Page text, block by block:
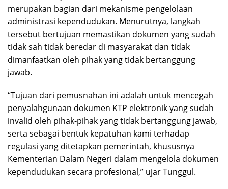
merupakan bagian dari mekanisme pengelolaan
administrasi kependudukan. Menurutnya, langkah
tersebut bertujuan memastikan dokumen yang sudah
tidak sah tidak beredar di masyarakat dan tidak
dimanfaatkan oleh pihak yang tidak bertanggung
jawab.
“Tujuan dari pemusnahan ini adalah untuk mencegah
penyalahgunaan dokumen KTP elektronik yang sudah
invalid oleh pihak-pihak yang tidak bertanggung jawab,
serta sebagai bentuk kepatuhan kami terhadap
regulasi yang ditetapkan pemerintah, khususnya
Kementerian Dalam Negeri dalam mengelola dokumen
kependudukan secara profesional,” ujar Tunggul.